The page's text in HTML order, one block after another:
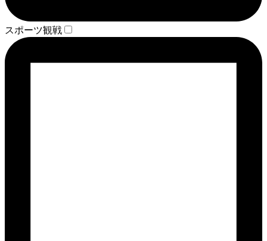
スポーツ観戦